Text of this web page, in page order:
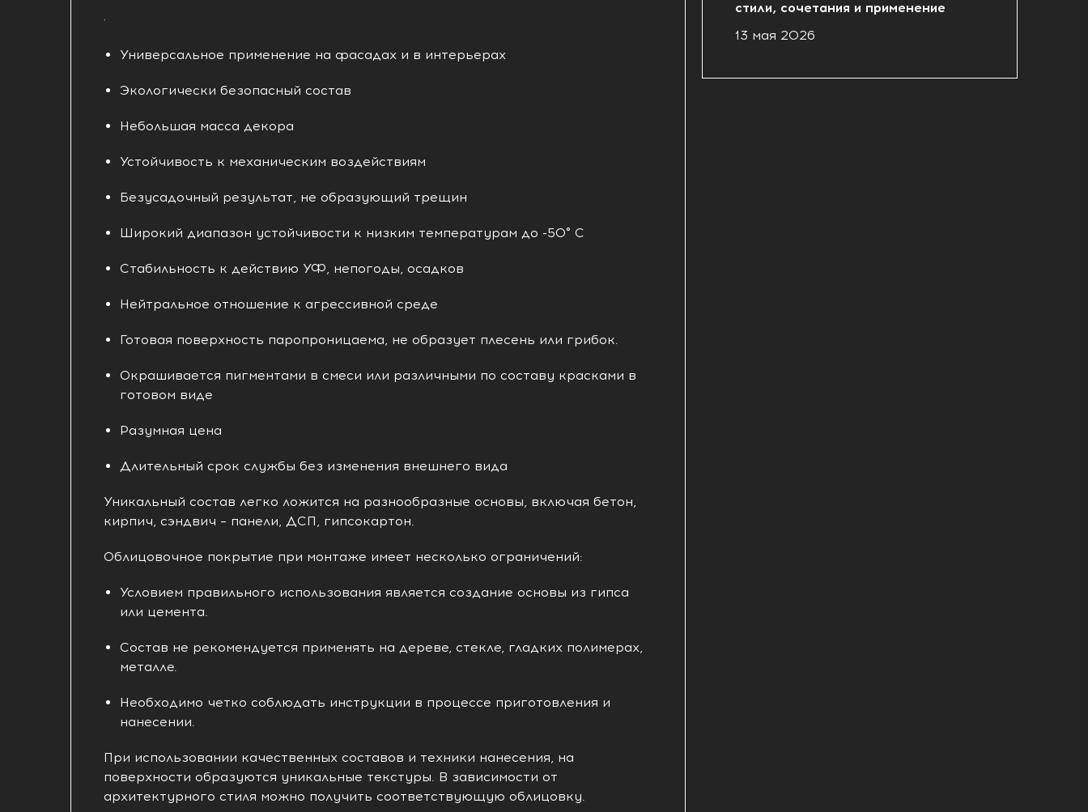
·
Универсальное применение на фасадах и в интерьерах
Экологически безопасный состав
Небольшая масса декора
Устойчивость к механическим воздействиям
Безусадочный результат, не образующий трещин
Широкий диапазон устойчивости к низким температурам до -50° С
Стабильность к действию УФ, непогоды, осадков
Нейтральное отношение к агрессивной среде
Готовая поверхность паропроницаема, не образует плесень или грибок.
Окрашивается пигментами в смеси или различными по составу красками в
готовом виде
Разумная цена
Длительный срок службы без изменения внешнего вида
Уникальный состав легко ложится на разнообразные основы, включая бетон,
кирпич, сэндвич – панели, ДСП, гипсокартон.
Облицовочное покрытие при монтаже имеет несколько ограничений:
Условием правильного использования является создание основы из гипса
или цемента.
Состав не рекомендуется применять на дереве, стекле, гладких полимерах,
металле.
Необходимо четко соблюдать инструкции в процессе приготовления и
нанесении.
При использовании качественных составов и техники нанесения, на
поверхности образуются уникальные текстуры. В зависимости от
архитектурного стиля можно получить соответствующую облицовку.
стили, сочетания и применение
13 мая 2026